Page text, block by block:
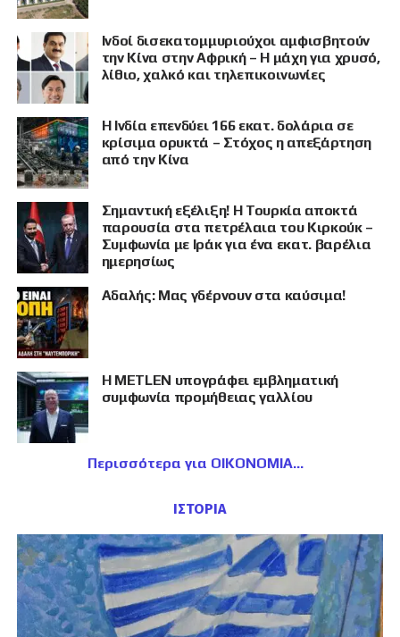
Ινδοί δισεκατομμυριούχοι αμφισβητούν
την Κίνα στην Αφρική – Η μάχη για χρυσό,
λίθιο, χαλκό και τηλεπικοινωνίες
Η Ινδία επενδύει 166 εκατ. δολάρια σε
κρίσιμα ορυκτά – Στόχος η απεξάρτηση
από την Κίνα
Σημαντική εξέλιξη! Η Τουρκία αποκτά
παρουσία στα πετρέλαια του Κιρκούκ –
Συμφωνία με Ιράκ για ένα εκατ. βαρέλια
ημερησίως
Αδαλής: Μας γδέρνουν στα καύσιμα!
Η METLEN υπογράφει εμβληματική
συμφωνία προμήθειας γαλλίου
Περισσότερα για ΟΙΚΟΝΟΜΙΑ
ΙΣΤΟΡΙΑ